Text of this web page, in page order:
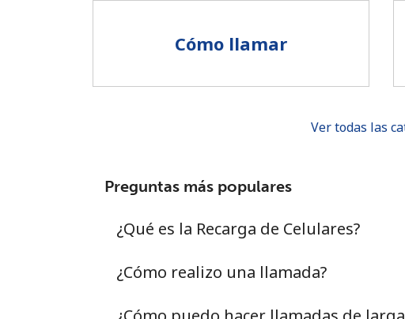
Cómo llamar
Ver todas las
Preguntas más populares
¿Qué es la Recarga de Celulares?
¿Cómo realizo una llamada?